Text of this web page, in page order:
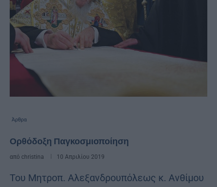
Άρθρα
Ορθόδοξη Παγκοσμιοποίηση
από christina 10 Απριλίου 2019
Του Μητροπ. Αλεξανδρουπόλεως κ. Ανθίμου